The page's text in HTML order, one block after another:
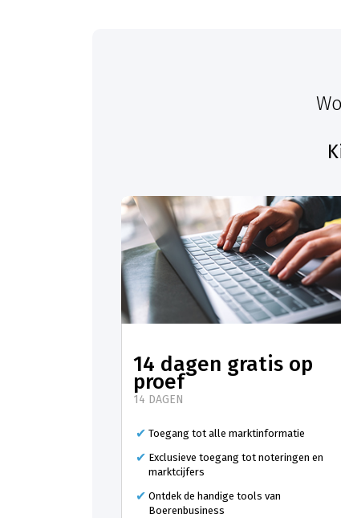
14 dagen gratis op
proef
14 DAGEN
Toegang tot alle marktinformatie
Exclusieve toegang tot noteringen en
marktcijfers
Ontdek de handige tools van
Boerenbusiness